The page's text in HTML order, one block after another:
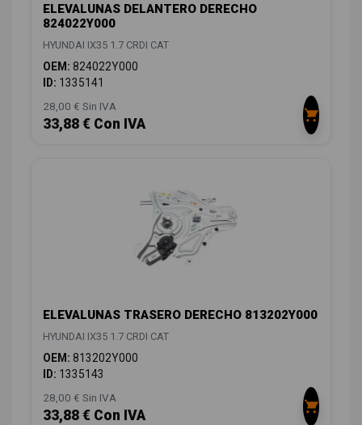
ELEVALUNAS DELANTERO DERECHO
824022Y000
HYUNDAI IX35 1.7 CRDI CAT
OEM: 824022Y000
ID: 1335141
28,00 € Sin IVA
33,88 € Con IVA
ELEVALUNAS TRASERO DERECHO 813202Y000
HYUNDAI IX35 1.7 CRDI CAT
OEM: 813202Y000
ID: 1335143
28,00 € Sin IVA
33,88 € Con IVA